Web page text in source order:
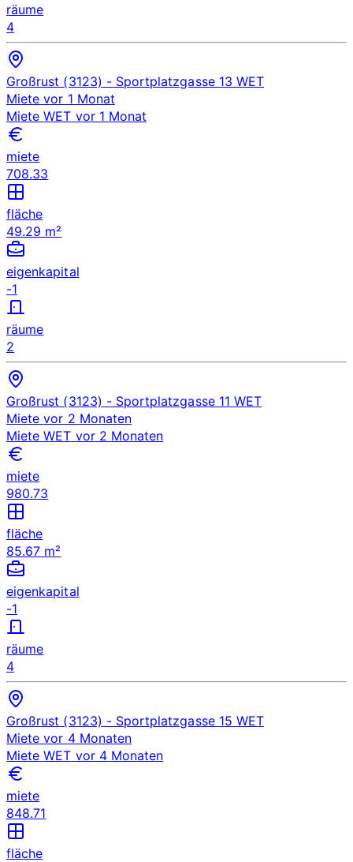
räume
4
Großrust (3123) - Sportplatzgasse 13 WET
Miete vor 1 Monat
Miete WET vor 1 Monat
miete
708.33
fläche
49.29 m²
eigenkapital
-1
räume
2
Großrust (3123) - Sportplatzgasse 11 WET
Miete vor 2 Monaten
Miete WET vor 2 Monaten
miete
980.73
fläche
85.67 m²
eigenkapital
-1
räume
4
Großrust (3123) - Sportplatzgasse 15 WET
Miete vor 4 Monaten
Miete WET vor 4 Monaten
miete
848.71
fläche